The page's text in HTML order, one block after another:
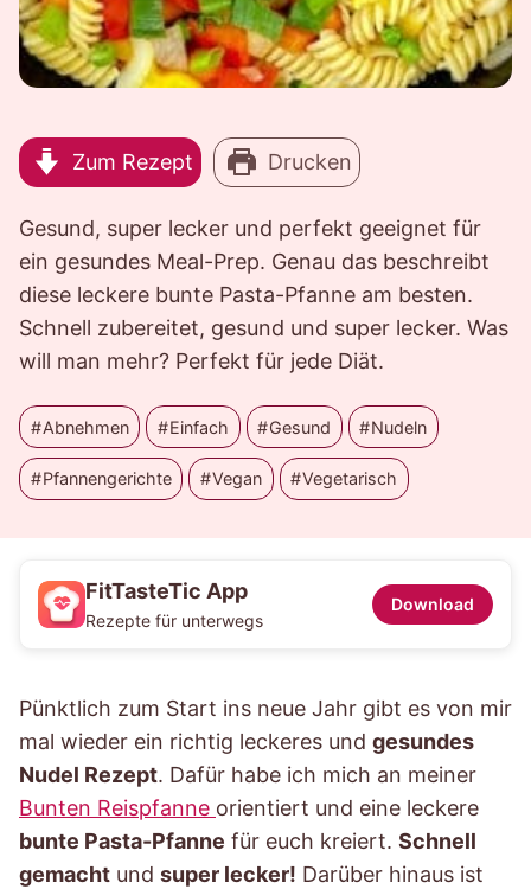
Zum Rezept Drucken
Gesund, super lecker und perfekt geeignet für
ein gesundes Meal-Prep. Genau das beschreibt
diese leckere bunte Pasta-Pfanne am besten.
Schnell zubereitet, gesund und super lecker. Was
will man mehr? Perfekt für jede Diät.
Abnehmen Einfach Gesund Nudeln
Pfannengerichte Vegan Vegetarisch
FitTasteTic App
Rezepte für unterwegs
Download
Pünktlich zum Start ins neue Jahr gibt es von mir
mal wieder ein richtig leckeres und gesundes
Nudel Rezept. Dafür habe ich mich an meiner
Bunten Reispfanne orientiert und eine leckere
bunte Pasta-Pfanne für euch kreiert. Schnell
gemacht und super lecker! Darüber hinaus ist